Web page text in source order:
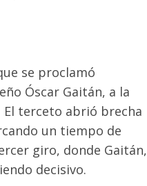
se proclamó
Óscar Gaitán, a la
El terceto abrió brecha
un tiempo de
giro, donde Gaitán,
decisivo.